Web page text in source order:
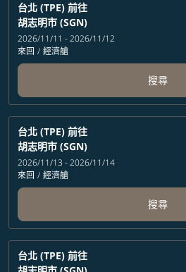
台北 (TPE) 前往
胡志明市 (SGN)
2026/11/11 - 2026/11/12
來回 / 經濟艙
搜尋
台北 (TPE) 前往
胡志明市 (SGN)
2026/11/13 - 2026/11/14
來回 / 經濟艙
搜尋
台北 (TPE) 前往